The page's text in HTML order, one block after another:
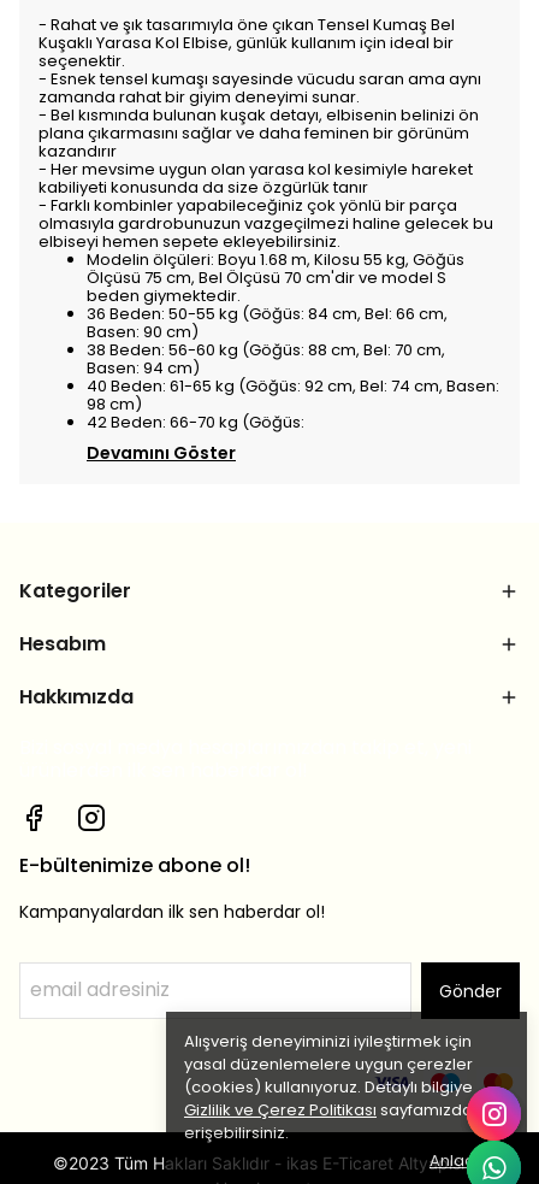
Alışveriş deneyiminizi iyileştirmek için
yasal düzenlemelere uygun çerezler
(cookies) kullanıyoruz. Detaylı bilgiye
Gizlilik ve Çerez Politikası sayfamızdan
erişebilirsiniz.
Anladım
- Rahat ve şık tasarımıyla öne çıkan Tensel Kumaş Bel
Kuşaklı Yarasa Kol Elbise, günlük kullanım için ideal bir
seçenektir.
- Esnek tensel kumaşı sayesinde vücudu saran ama aynı
zamanda rahat bir giyim deneyimi sunar.
- Bel kısmında bulunan kuşak detayı, elbisenin belinizi ön
plana çıkarmasını sağlar ve daha feminen bir görünüm
kazandırır
- Her mevsime uygun olan yarasa kol kesimiyle hareket
kabiliyeti konusunda da size özgürlük tanır
- Farklı kombinler yapabileceğiniz çok yönlü bir parça
olmasıyla gardrobunuzun vazgeçilmezi haline gelecek bu
elbiseyi hemen sepete ekleyebilirsiniz.
Modelin ölçüleri: Boyu 1.68 m, Kilosu 55 kg, Göğüs
Ölçüsü 75 cm, Bel Ölçüsü 70 cm'dir ve model S
beden giymektedir.
36 Beden: 50-55 kg (Göğüs: 84 cm, Bel: 66 cm,
Basen: 90 cm)
38 Beden: 56-60 kg (Göğüs: 88 cm, Bel: 70 cm,
Basen: 94 cm)
40 Beden: 61-65 kg (Göğüs: 92 cm, Bel: 74 cm, Basen:
98 cm)
42 Beden: 66-70 kg (Göğüs:
Devamını Göster
Kategoriler
Hesabım
Hakkımızda
E-bültenimize abone ol!
Kampanyalardan ilk sen haberdar ol!
Gönder
©2023 Tüm Hakları Saklıdır - ikas E-Ticaret Altyapısı ile